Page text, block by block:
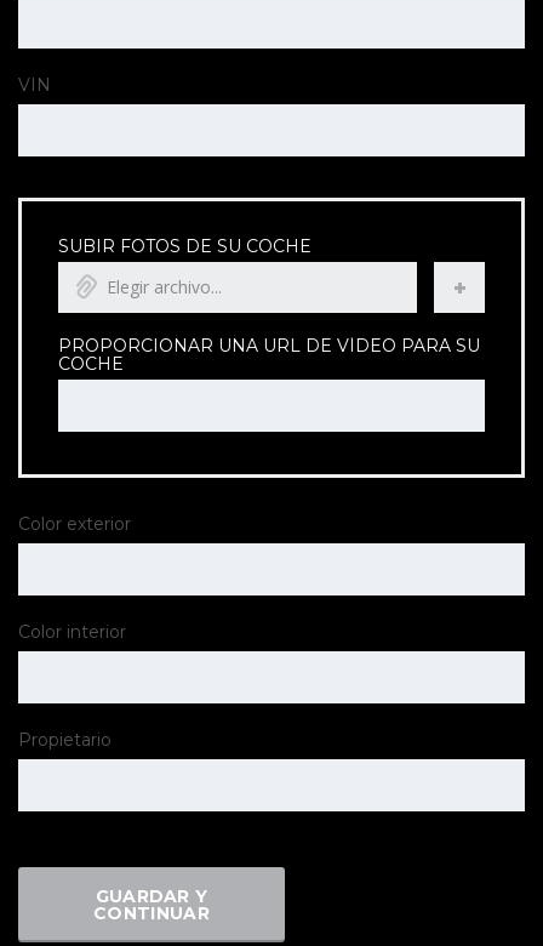
VIN
SUBIR FOTOS DE SU COCHE
Elegir archivo...
PROPORCIONAR UNA URL DE VÍDEO PARA SU
COCHE
Color exterior
Color interior
Propietario
GUARDAR Y
CONTINUAR